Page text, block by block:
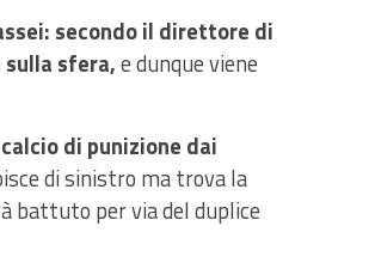
secondo il direttore di
sulla sfera,e dunque viene
di punizione dai
di sinistro ma trova la
battuto per via del duplice